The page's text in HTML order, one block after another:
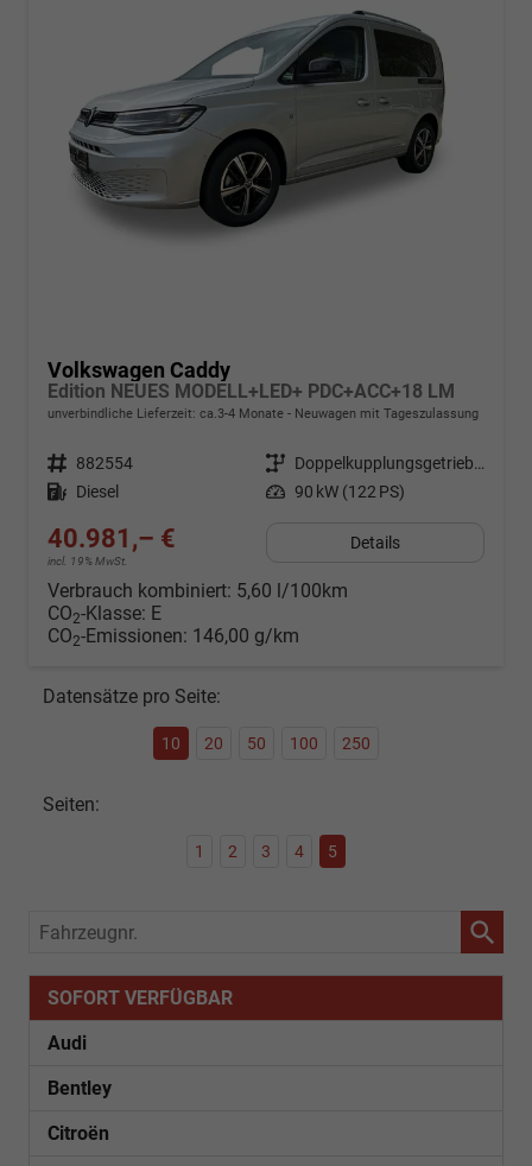
Volkswagen Caddy
Edition NEUES MODELL+LED+ PDC+ACC+18 LM
unverbindliche Lieferzeit: ca.3-4 Monate Neuwagen mit Tageszulassung
Fahrzeugnr. 882554 Getriebe
Doppelkupplungsgetriebe (DSG)
Kraftstoff Diesel Leistung 90 kW (122 PS)
40.981,– €
incl. 19% MwSt.
Details
Verbrauch kombiniert: 5,60 l/100km
CO2-Klasse: E
CO2-Emissionen: 146,00 g/km
Datensätze pro Seite:
10 20 50 100 250
Seiten:
1 2 3 4 5
Fahrzeugnr.
SOFORT VERFÜGBAR
Audi
Bentley
Citroën